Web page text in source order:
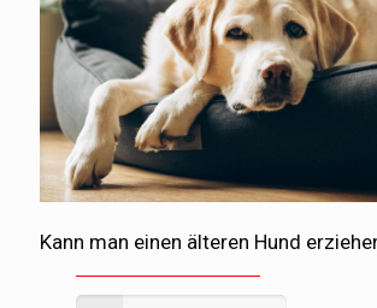
Kann man einen älteren Hund